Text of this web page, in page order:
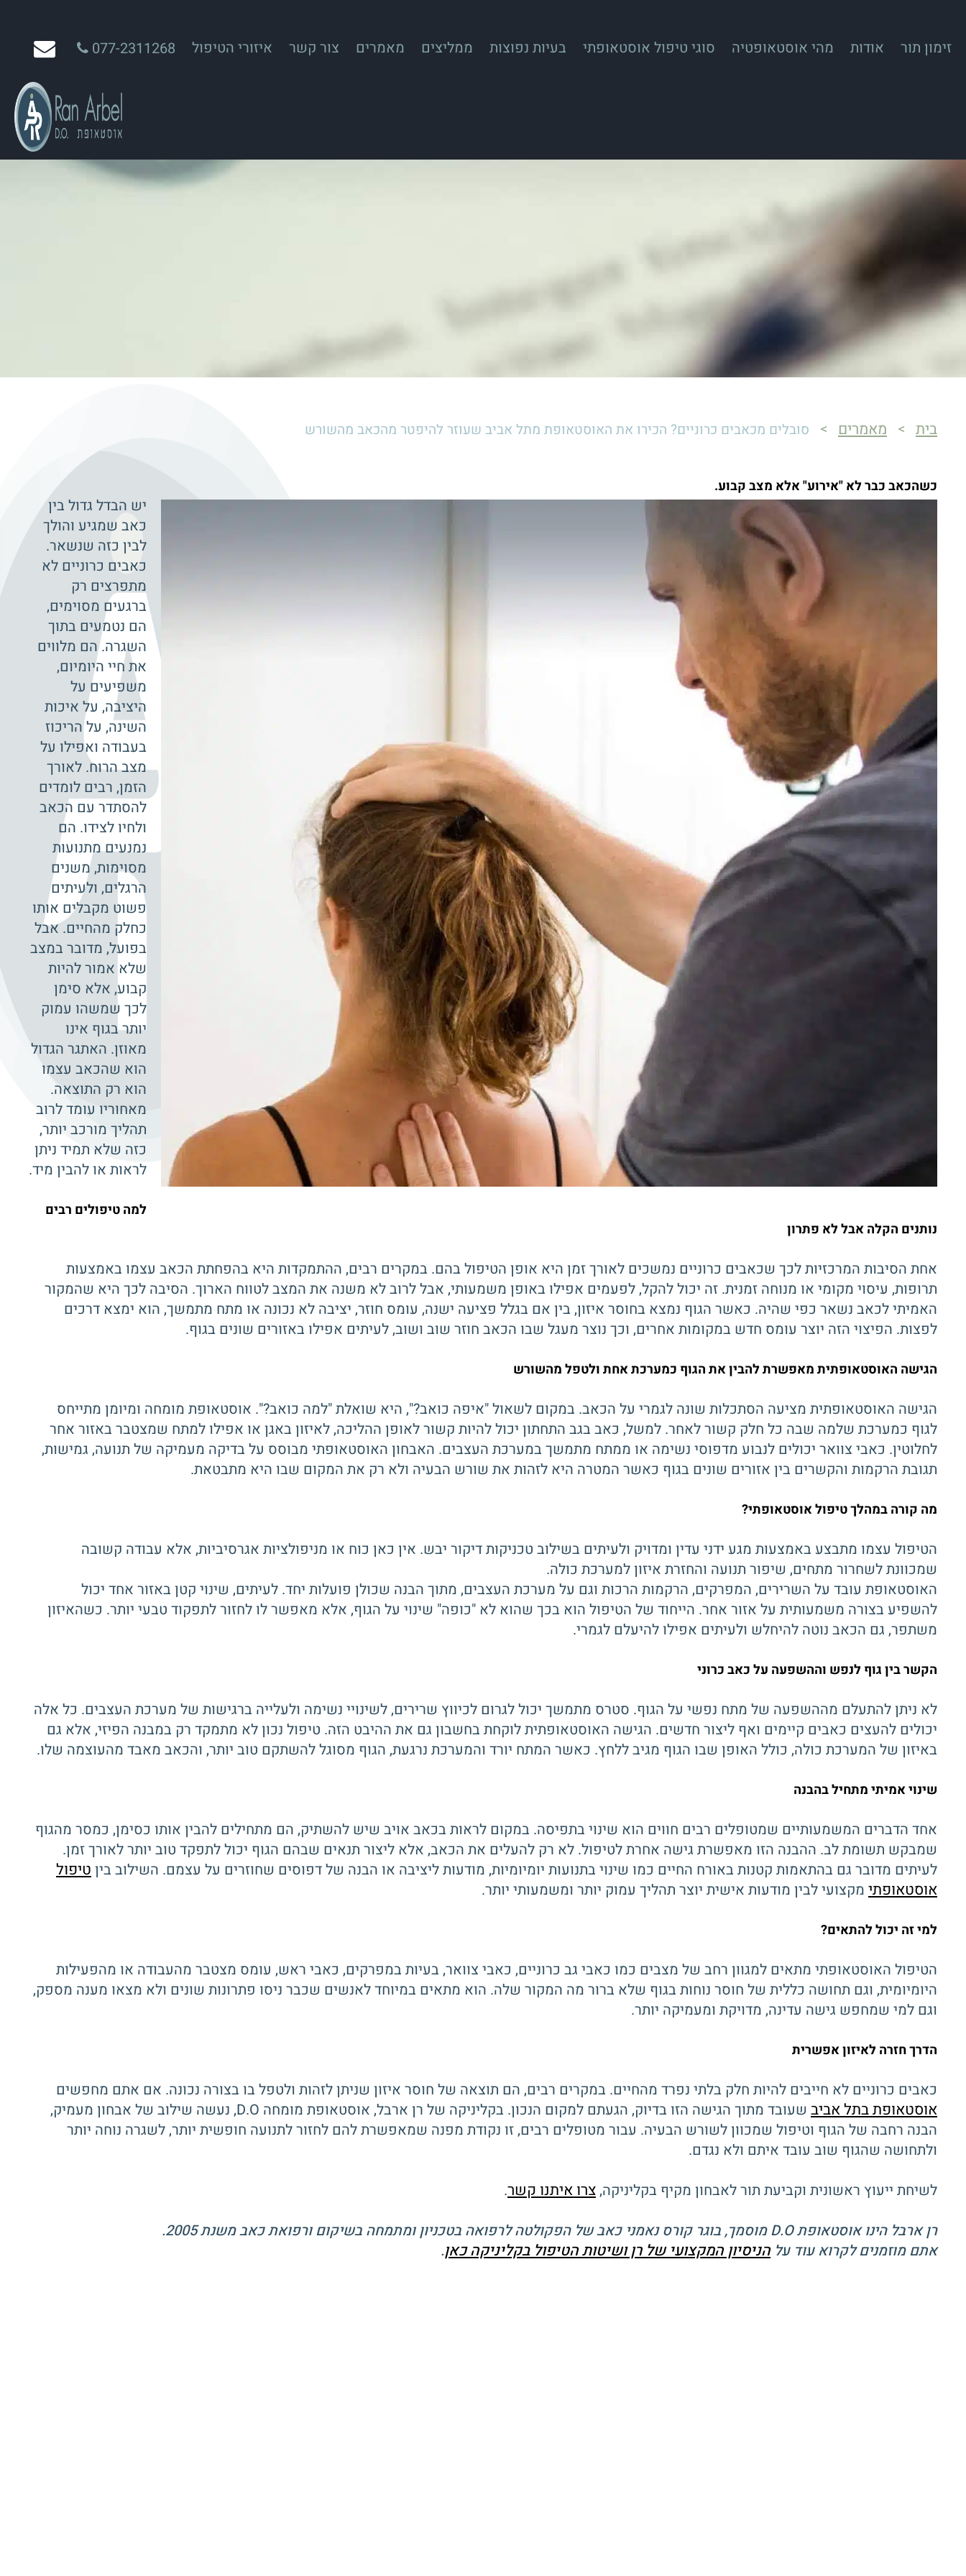
זימון תור אודות מהי אוסטאופטיה סוגי טיפול אוסטאופתי בעיות נפוצות ממליצים מאמרים צור קשר איזורי הטיפול 077-2311268
בית > מאמרים > סובלים מכאבים כרוניים? הכירו את האוסטאופת מתל אביב שעוזר להיפטר מהכאב מהשורש
כשהכאב כבר לא "אירוע" אלא מצב קבוע.
יש הבדל גדול בין
כאב שמגיע והולך
לבין כזה שנשאר.
כאבים כרוניים לא
מתפרצים רק
ברגעים מסוימים,
הם נטמעים בתוך
השגרה. הם מלווים
את חיי היומיום,
משפיעים על
היציבה, על איכות
השינה, על הריכוז
בעבודה ואפילו על
מצב הרוח. לאורך
הזמן, רבים לומדים
להסתדר עם הכאב
ולחיו לצידו. הם
נמנעים מתנועות
מסוימות, משנים
הרגלים, ולעיתים
פשוט מקבלים אותו
כחלק מהחיים. אבל
בפועל, מדובר במצב
שלא אמור להיות
קבוע, אלא סימן
לכך שמשהו עמוק
יותר בגוף אינו
מאוזן. האתגר הגדול
הוא שהכאב עצמו
הוא רק התוצאה.
מאחוריו עומד לרוב
תהליך מורכב יותר,
כזה שלא תמיד ניתן
לראות או להבין מיד.
למה טיפולים רבים
נותנים הקלה אבל לא פתרון
אחת הסיבות המרכזיות לכך שכאבים כרוניים נמשכים לאורך זמן היא אופן הטיפול בהם. במקרים רבים, ההתמקדות היא בהפחתת הכאב עצמו באמצעות
תרופות, עיסוי מקומי או מנוחה זמנית. זה יכול להקל, לפעמים אפילו באופן משמעותי, אבל לרוב לא משנה את המצב לטווח הארוך. הסיבה לכך היא שהמקור
האמיתי לכאב נשאר כפי שהיה. כאשר הגוף נמצא בחוסר איזון, בין אם בגלל פציעה ישנה, עומס חוזר, יציבה לא נכונה או מתח מתמשך, הוא ימצא דרכים
לפצות. הפיצוי הזה יוצר עומס חדש במקומות אחרים, וכך נוצר מעגל שבו הכאב חוזר שוב ושוב, לעיתים אפילו באזורים שונים בגוף.
הגישה האוסטאופתית מאפשרת להבין את הגוף כמערכת אחת ולטפל מהשורש
הגישה האוסטאופתית מציעה הסתכלות שונה לגמרי על הכאב. במקום לשאול "איפה כואב?", היא שואלת "למה כואב?". אוסטאופת מומחה ומיומן מתייחס
לגוף כמערכת שלמה שבה כל חלק קשור לאחר. למשל, כאב בגב התחתון יכול להיות קשור לאופן ההליכה, לאיזון באגן או אפילו למתח שמצטבר באזור אחר
לחלוטין. כאבי צוואר יכולים לנבוע מדפוסי נשימה או ממתח מתמשך במערכת העצבים. האבחון האוסטאופתי מבוסס על בדיקה מעמיקה של תנועה, גמישות,
תגובת הרקמות והקשרים בין אזורים שונים בגוף כאשר המטרה היא לזהות את שורש הבעיה ולא רק את המקום שבו היא מתבטאת.
מה קורה במהלך טיפול אוסטאופתי?
הטיפול עצמו מתבצע באמצעות מגע ידני עדין ומדויק ולעיתים בשילוב טכניקות דיקור יבש. אין כאן כוח או מניפולציות אגרסיביות, אלא עבודה קשובה
שמכוונת לשחרור מתחים, שיפור תנועה והחזרת איזון למערכת כולה.
האוסטאופת עובד על השרירים, המפרקים, הרקמות הרכות וגם על מערכת העצבים, מתוך הבנה שכולן פועלות יחד. לעיתים, שינוי קטן באזור אחד יכול
להשפיע בצורה משמעותית על אזור אחר. הייחוד של הטיפול הוא בכך שהוא לא "כופה" שינוי על הגוף, אלא מאפשר לו לחזור לתפקוד טבעי יותר. כשהאיזון
משתפר, גם הכאב נוטה להיחלש ולעיתים אפילו להיעלם לגמרי.
הקשר בין גוף לנפש וההשפעה על כאב כרוני
לא ניתן להתעלם מההשפעה של מתח נפשי על הגוף. סטרס מתמשך יכול לגרום לכיווץ שרירים, לשינויי נשימה ולעלייה ברגישות של מערכת העצבים. כל אלה
יכולים להעצים כאבים קיימים ואף ליצור חדשים. הגישה האוסטאופתית לוקחת בחשבון גם את ההיבט הזה. טיפול נכון לא מתמקד רק במבנה הפיזי, אלא גם
באיזון של המערכת כולה, כולל האופן שבו הגוף מגיב ללחץ. כאשר המתח יורד והמערכת נרגעת, הגוף מסוגל להשתקם טוב יותר, והכאב מאבד מהעוצמה שלו.
שינוי אמיתי מתחיל בהבנה
אחד הדברים המשמעותיים שמטופלים רבים חווים הוא שינוי בתפיסה. במקום לראות בכאב אויב שיש להשתיק, הם מתחילים להבין אותו כסימן, כמסר מהגוף
שמבקש תשומת לב. ההבנה הזו מאפשרת גישה אחרת לטיפול. לא רק להעלים את הכאב, אלא ליצור תנאים שבהם הגוף יכול לתפקד טוב יותר לאורך זמן.
לעיתים מדובר גם בהתאמות קטנות באורח החיים כמו שינוי בתנועות יומיומיות, מודעות ליציבה או הבנה של דפוסים שחוזרים על עצמם. השילוב בין טיפול
אוסטאופתי מקצועי לבין מודעות אישית יוצר תהליך עמוק יותר ומשמעותי יותר.
למי זה יכול להתאים?
הטיפול האוסטאופתי מתאים למגוון רחב של מצבים כמו כאבי גב כרוניים, כאבי צוואר, בעיות במפרקים, כאבי ראש, עומס מצטבר מהעבודה או מהפעילות
היומיומית, וגם תחושה כללית של חוסר נוחות בגוף שלא ברור מה המקור שלה. הוא מתאים במיוחד לאנשים שכבר ניסו פתרונות שונים ולא מצאו מענה מספק,
וגם למי שמחפש גישה עדינה, מדויקת ומעמיקה יותר.
הדרך חזרה לאיזון אפשרית
כאבים כרוניים לא חייבים להיות חלק בלתי נפרד מהחיים. במקרים רבים, הם תוצאה של חוסר איזון שניתן לזהות ולטפל בו בצורה נכונה. אם אתם מחפשים
אוסטאופת בתל אביב
שעובד מתוך הגישה הזו בדיוק, הגעתם למקום הנכון. בקליניקה של רן ארבל, אוסטאופת מומחה D.O, נעשה שילוב של אבחון מעמיק,
הבנה רחבה של הגוף וטיפול שמכוון לשורש הבעיה. עבור מטופלים רבים, זו נקודת מפנה שמאפשרת להם לחזור לתנועה חופשית יותר, לשגרה נוחה יותר
ולתחושה שהגוף שוב עובד איתם ולא נגדם.
לשיחת ייעוץ ראשונית וקביעת תור לאבחון מקיף בקליניקה,צרו איתנו קשר.
רן ארבל הינו אוסטאופת D.O מוסמך, בוגר קורס נאמני כאב של הפקולטה לרפואה בטכניון ומתמחה בשיקום ורפואת כאב משנת 2005.
אתם מוזמנים לקרוא עוד עלהניסיון המקצועי של רן ושיטות הטיפול בקליניקה כאן.